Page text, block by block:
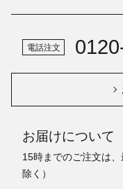
電話注文
お届けについて
15時までのご注文は
除く）